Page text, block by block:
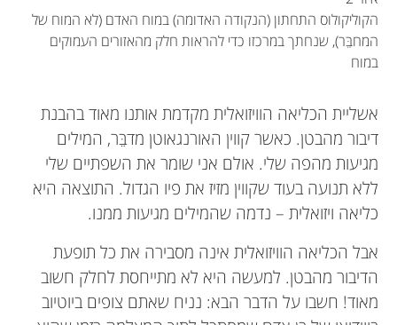
Michael S. A. Graziano
גיל: 8
הקוליקולוס התחתון (הנקודה האדומה) במוח האדם (לא המוח של
המחבֵּר), שנחתך במרכזו כדי להראות חלק מהאזורים העמוקים
במוח
אשליית הכליאה הוויזואלית מקדמת אותנו מאוד בהבנת
דיבור מהבטן. כאשר קווין האורנגאוטן מדבֵּר, המילים
מגיעות מהפה שלי. אולם אני שומר את השפתיים שלי
ללא תנועה בעוד שקווין מזיז את פיו הגדול. התוצאה היא
כליאה ויזואלית – נדמה שהמילים מגיעות ממנו.
אבל הכליאה הוויזואלית אינה מסבירה את כל תופעת
הדיבור מהבטן. למעשה היא לא מתייחסת לחלק חשוב
מאוד! חשבו על הדבר הבא: נניח שאתם צופים ביוטיוב